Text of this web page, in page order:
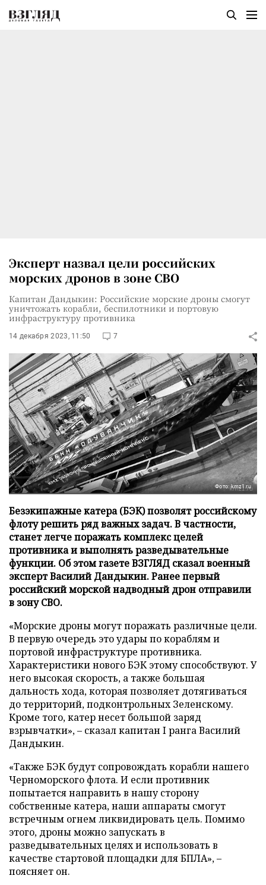
Эксперт назвал цели российских
морских дронов в зоне СВО
Капитан Дандыкин: Российские морские дроны смогут
уничтожать корабли, беспилотники и портовую
инфраструктуру противника
14 декабря 2023, 11:50 7
Фото: kmz1.ru
Безэкипажные катера (БЭК) позволят российскому
флоту решить ряд важных задач. В частности,
станет легче поражать комплекс целей
противника и выполнять разведывательные
функции. Об этом газете ВЗГЛЯД сказал военный
эксперт Василий Дандыкин. Ранее первый
российский морской надводный дрон отправили
в зону СВО.
«Морские дроны могут поражать различные цели.
В первую очередь это удары по кораблям и
портовой инфраструктуре противника.
Характеристики нового БЭК этому способствуют. У
него высокая скорость, а также большая
дальность хода, которая позволяет дотягиваться
до территорий, подконтрольных Зеленскому.
Кроме того, катер несет большой заряд
взрывчатки», – сказал капитан I ранга Василий
Дандыкин.
«Также БЭК будут сопровождать корабли нашего
Черноморского флота. И если противник
попытается направить в нашу сторону
собственные катера, наши аппараты смогут
встречным огнем ликвидировать цель. Помимо
этого, дроны можно запускать в
разведывательных целях и использовать в
качестве стартовой площадки для БПЛА», –
поясняет он.